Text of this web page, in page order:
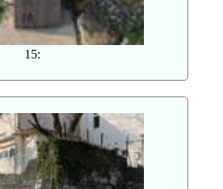
15: